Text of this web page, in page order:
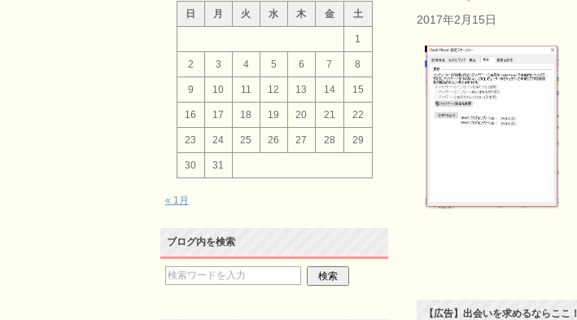
2017年2月15日
【広告】出会いを求めるならここ！
日
月 火 水 木 金 土
1
2 3 4 5 6 7 8
9 10 11 12 13 14 15
16 17 18 19 20 21 22
23 24 25 26 27 28 29
30 31
« 1月
ブログ内を検索